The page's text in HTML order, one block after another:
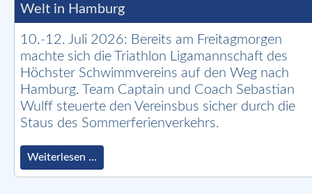
Welt in Hamburg
10.-12. Juli 2026: Bereits am Freitagmorgen
machte sich die Triathlon Ligamannschaft des
Höchster Schwimmvereins auf den Weg nach
Hamburg. Team Captain und Coach Sebastian
Wulff steuerte den Vereinsbus sicher durch die
Staus des Sommerferienverkehrs.
Weiterlesen …
HöSV-